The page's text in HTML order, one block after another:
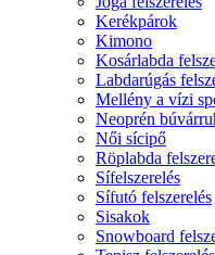
Kerékpárok
Kimono
Kosárlabda
Labdarúgás
Mellény a vízi
Neoprén
Női sícipő
Röplabda
Sífelszerelés
Sífutó felszerelés
Sisakok
Snowboard